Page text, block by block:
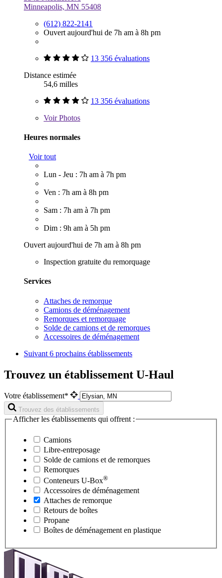
Minneapolis, MN 55408
(612) 822-2141
Ouvert aujourd'hui de 7h am à 8h pm
13 356 évaluations
Distance estimée
54,6 milles
13 356 évaluations
VoirPhotos
Heures normales
Voir tout
Lun - Jeu : 7h am à 7h pm
Ven : 7h am à 8h pm
Sam : 7h am à 7h pm
Dim : 9h am à 5h pm
Ouvert aujourd'hui de 7h am à 8h pm
Inspection gratuite du remorquage
Services
Attaches de remorque
Camions de déménagement
Remorques et remorquage
Solde de camions et de remorques
Accessoires de déménagement
Suivant 6 prochains établissements
Trouvez un établissement U-Haul
Votre établissement*
Trouvez des établissements
Afficher les établissements qui offrent :
Camions
Libre-entreposage
Solde de camions et de remorques
Remorques
Conteneurs U-Box®
Accessoires de déménagement
Attaches de remorque
Retours de boîtes
Propane
Boîtes de déménagement en plastique